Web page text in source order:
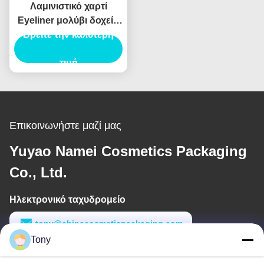
Λαμινιστικό χαρτί
Eyeliner μολύβι δοχείο
συσκευασίας σωλήνα
ενέσεις φούσκωμα
Βρείτε την καλύτερη
τιμή
Επικοινωνήστε μαζί μας
Yuyao Namei Cosmetics Packaging
Co., Ltd.
Ηλεκτρονικό ταχυδρομείο
tony@chinacosmeticpackaging.com
Εργασιακό χρόνο
Tony